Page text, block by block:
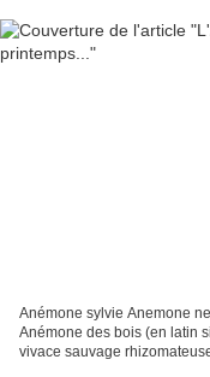
Anémone sylvie Anemone
Anémone des bois (en latin
vivace sauvage